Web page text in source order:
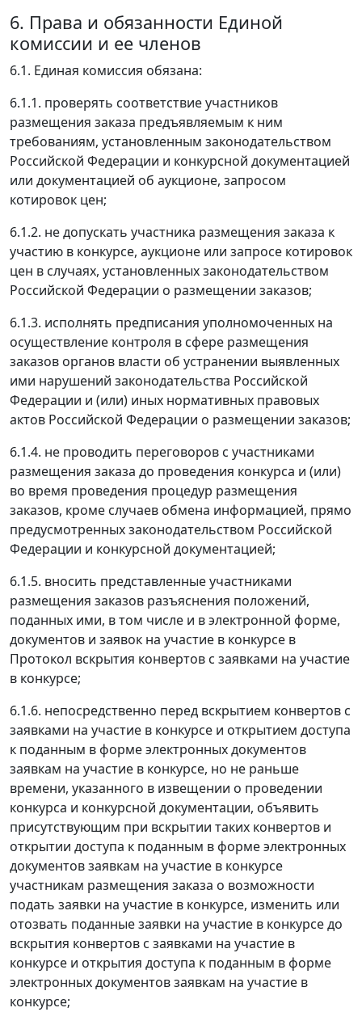
6. Права и обязанности Единой
комиссии и ее членов
6.1. Единая комиссия обязана:
6.1.1. проверять соответствие участников
размещения заказа предъявляемым к ним
требованиям, установленным законодательством
Российской Федерации и конкурсной документацией
или документацией об аукционе, запросом
котировок цен;
6.1.2. не допускать участника размещения заказа к
участию в конкурсе, аукционе или запросе котировок
цен в случаях, установленных законодательством
Российской Федерации о размещении заказов;
6.1.3. исполнять предписания уполномоченных на
осуществление контроля в сфере размещения
заказов органов власти об устранении выявленных
ими нарушений законодательства Российской
Федерации и (или) иных нормативных правовых
актов Российской Федерации о размещении заказов;
6.1.4. не проводить переговоров с участниками
размещения заказа до проведения конкурса и (или)
во время проведения процедур размещения
заказов, кроме случаев обмена информацией, прямо
предусмотренных законодательством Российской
Федерации и конкурсной документацией;
6.1.5. вносить представленные участниками
размещения заказов разъяснения положений,
поданных ими, в том числе и в электронной форме,
документов и заявок на участие в конкурсе в
Протокол вскрытия конвертов с заявками на участие
в конкурсе;
6.1.6. непосредственно перед вскрытием конвертов с
заявками на участие в конкурсе и открытием доступа
к поданным в форме электронных документов
заявкам на участие в конкурсе, но не раньше
времени, указанного в извещении о проведении
конкурса и конкурсной документации, объявить
присутствующим при вскрытии таких конвертов и
открытии доступа к поданным в форме электронных
документов заявкам на участие в конкурсе
участникам размещения заказа о возможности
подать заявки на участие в конкурсе, изменить или
отозвать поданные заявки на участие в конкурсе до
вскрытия конвертов с заявками на участие в
конкурсе и открытия доступа к поданным в форме
электронных документов заявкам на участие в
конкурсе;